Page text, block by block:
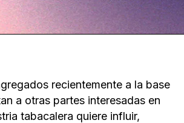
recientemente a la base
a otras partes interesadas en
tabacalera quiere influir,